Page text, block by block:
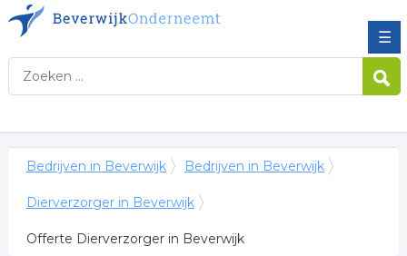
☰
Bedrijven in Beverwijk Bedrijven in Beverwijk
Dierverzorger in Beverwijk
Offerte Dierverzorger in Beverwijk